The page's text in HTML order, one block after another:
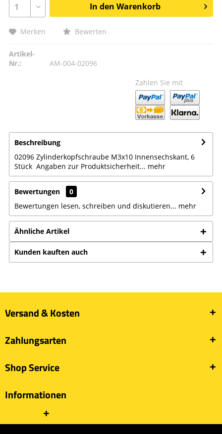
In den Warenkorb
Merken Bewerten
Artikel-
Nr.:
AM-004-02096
Zahlen Sie mit
Beschreibung
02096 Zylinderkopfschraube M3x10 Innensechskant, 6
Stück Angaben zur Produktsicherheit... mehr
Bewertungen
0
Bewertungen lesen, schreiben und diskutieren... mehr
Ähnliche Artikel
Kunden kauften auch
Versand & Kosten
Zahlungsarten
Shop Service
Informationen